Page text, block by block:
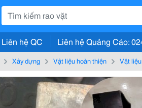
Liên hệ QC Liên hệ Quảng Cáo:
Xây dựng Vật liệu hoàn thiện Vật